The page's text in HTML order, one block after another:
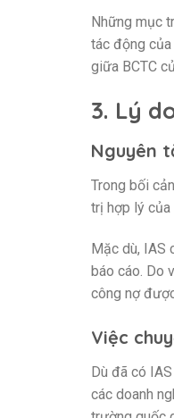
Những mục
tác động
giữa BCTC
3. Lý
Nguyên
Trong bối
trị hợp lý của
Mặc dù, IAS
báo cáo. Do
công nợ
Việc
Dù đã có
các doanh